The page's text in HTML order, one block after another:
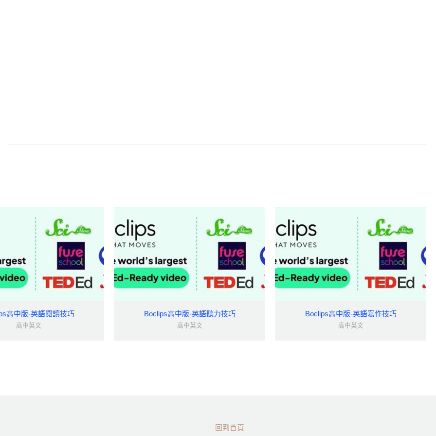
高中版-英語閱讀技巧
高中英文
Boclips高中版-英語聽力技巧
高中英文
Boclips高中版-英語寫作技巧
高中英文
回到首頁